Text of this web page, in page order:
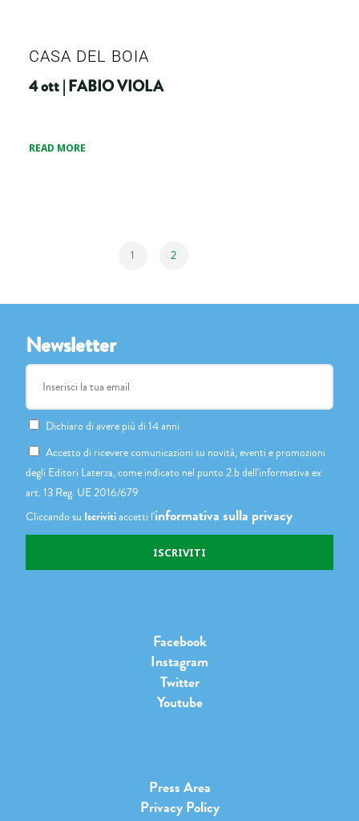
CASA DEL BOIA
4 ott | FABIO VIOLA
READ MORE
1 2
Newsletter
Dichiaro di avere più di 14 anni
Accetto di ricevere comunicazioni su novità, eventi e promozioni
degli Editori Laterza, come indicato nel punto 2.b dell'informativa ex
art. 13 Reg. UE 2016/679
Cliccando su Iscrivitiaccetti l'informativa sulla privacy
Facebook
Instagram
Twitter
Youtube
Press Area
Privacy Policy